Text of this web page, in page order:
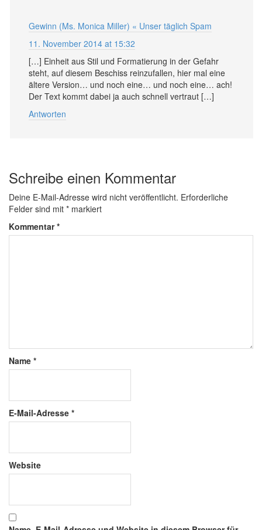
Gewinn (Ms. Monica Miller) « Unser täglich Spam
11. November 2014 at 15:32
[…] Einheit aus Stil und Formatierung in der Gefahr
steht, auf diesem Beschiss reinzufallen, hier mal eine
ältere Version… und noch eine… und noch eine… ach!
Der Text kommt dabei ja auch schnell vertraut […]
Antworten
Schreibe einen Kommentar
Deine E-Mail-Adresse wird nicht veröffentlicht. Erforderliche
Felder sind mit * markiert
Kommentar*
Name *
E-Mail-Adresse *
Website